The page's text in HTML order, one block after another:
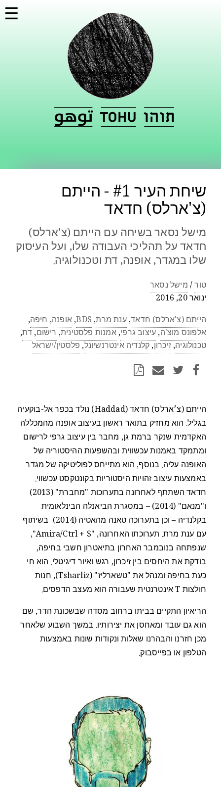
☰
שיחת העיר #1 - הייתם
(צ'ארלס) חדאד
מישל נסאר בשיחה עם הייתם (צ'ארלס)
חדאד על תהליכי העבודה שלו, ועל העיסוק
שלו במגדר, אופנה, דת וטכנולוגיה.
טור/מישל נסאר
ינואר 20, 2016
הייתם (צ'ארלס) חדאד,ענת מרת,
BDS
,אופנה, חיפה,
אלפונס מוצ'ה,עיצוב גרפי,אמנות פלסטינית, רישום,דת,
טכנולוגיה,זיכרון,קלנדיה אינטרנשיונל,פלסטין/ישראל
הייתם (צ׳ארלס) חדאד (Haddad) נולד בכפר אל-בוקעיה
בגליל. הוא מחזיק בתואר ראשון בעיצוב אופנה מהמכללה
האקדמית שנקר ברמת גן, מחבר בין עיצוב גרפי לרישום
ומתמקד באמנות עכשווית ובהשפעות ההיסטוריה של
האופנה עליה. בנוסף, הוא מתייחס לפוליטיקה של מגדר
באמצעות עיצוב זהויות היסטוריות בקונטקסט עכשווי.
חדאד השתתף לאחרונה בתערוכות "מחברת" (2013)
ו"מנאם" (2014) – במסגרת הביאנלה הבינלאומית
בקלנדיה – וכן בתערוכה טאנה מהאטיה (2014) בשיתוף
עם ענת מרת. תערוכתו האחרונה, "Amira/Ctrl + S",
שנפתחה בנובמבר האחרון בתיאטרון חשבי בחיפה,
בודקת את היחסים בין זיכרון, רגש ואיור דיגיטלי. הוא חי
כעת בחיפה ומנהל את "טשארליז" (Tsharliz), חנות
חולצות T אינטרנטית שעבורה הוא מעצב הדפסים.
הריאיון התקיים בביתו ברחוב מסדה שבשכונת הדר, שם
הוא גם עובד ומאחסן את יצירותיו. במשך השבוע שלאחר
מכן חזרנו והבהרנו שאלות ונקודות שונות באמצעות
הטלפון או בפייסבוק.